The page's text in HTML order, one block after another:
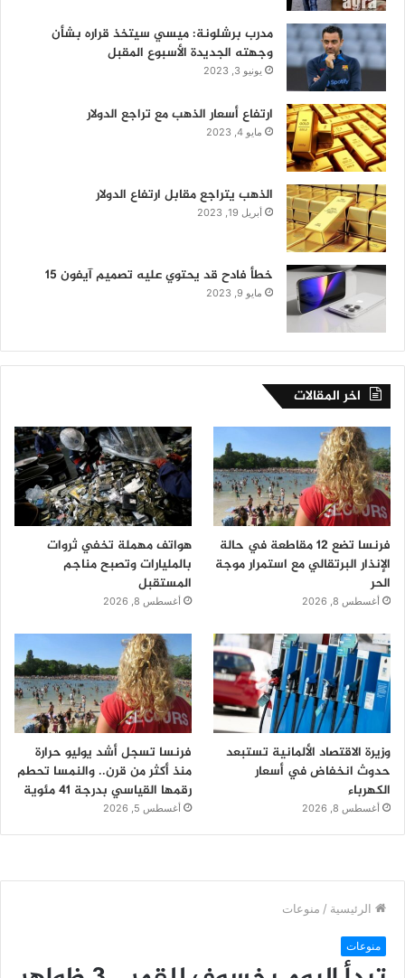
مدرب برشلونة: ميسي سيتخذ قراره بشأن
وجهته الجديدة الأسبوع المقبل
يونيو 3, 2023
ارتفاع أسعار الذهب مع تراجع الدولار
مايو 4, 2023
الذهب يتراجع مقابل ارتفاع الدولار
أبريل 19, 2023
خطأ فادح قد يحتوي عليه تصميم آيفون 15
مايو 9, 2023
اخر المقالات
فرنسا تضع 12 مقاطعة في حالة
الإنذار البرتقالي مع استمرار موجة
الحر
أغسطس 8, 2026
هواتف مهملة تخفي ثروات
بالمليارات وتصبح مناجم
المستقبل
أغسطس 8, 2026
وزيرة الاقتصاد الألمانية تستبعد
حدوث انخفاض في أسعار
الكهرباء
أغسطس 8, 2026
فرنسا تسجل أشد يوليو حرارة
منذ أكثر من قرن.. والنمسا تحطم
رقمها القياسي بدرجة 41 مئوية
أغسطس 5, 2026